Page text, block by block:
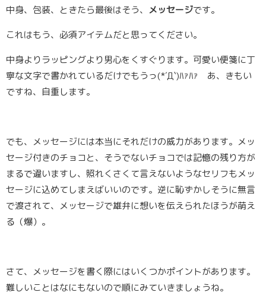
中身、包装、ときたら最後はそう、 メッセージです。
これはもう、必須アイテムだと思ってください。
中身よりラッピングより男心をくすぐります。 可愛い便箋に丁
寧な文字で書かれているだけでもうっ(*´Д`)ﾊｧﾊｧ あ、きもい
ですね、自重します。
でも、メッセージには本当にそれだけの威力があります。メッ
セージ付きのチョコと、そうでないチョコでは記憶の残り方が
まるで違いますし、照れくさくて言えないようなセリフもメッ
セージに込めてしまえばいいのです。逆に恥ずかしそうに無言
で渡されて、メッセージで雄弁に想いを伝えられたほうが萌え
る（爆）。
さて、メッセージを書く際にはいくつかポイントがあります。
難しいことはなにもないので順にみていきましょうね。